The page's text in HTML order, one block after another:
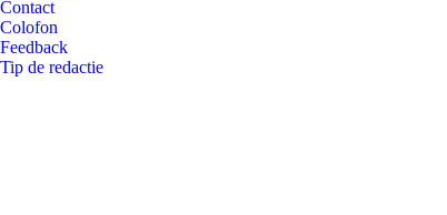
Contact
Colofon
Feedback
Tip de redactie